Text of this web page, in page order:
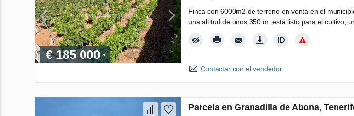
€ 185 000
Finca con 6000m2 de terreno en venta en el
una altitud de unos 350 m, está listo para el cultivo,
Contactar con el vendedor
Parcela en Granadilla de Abona,